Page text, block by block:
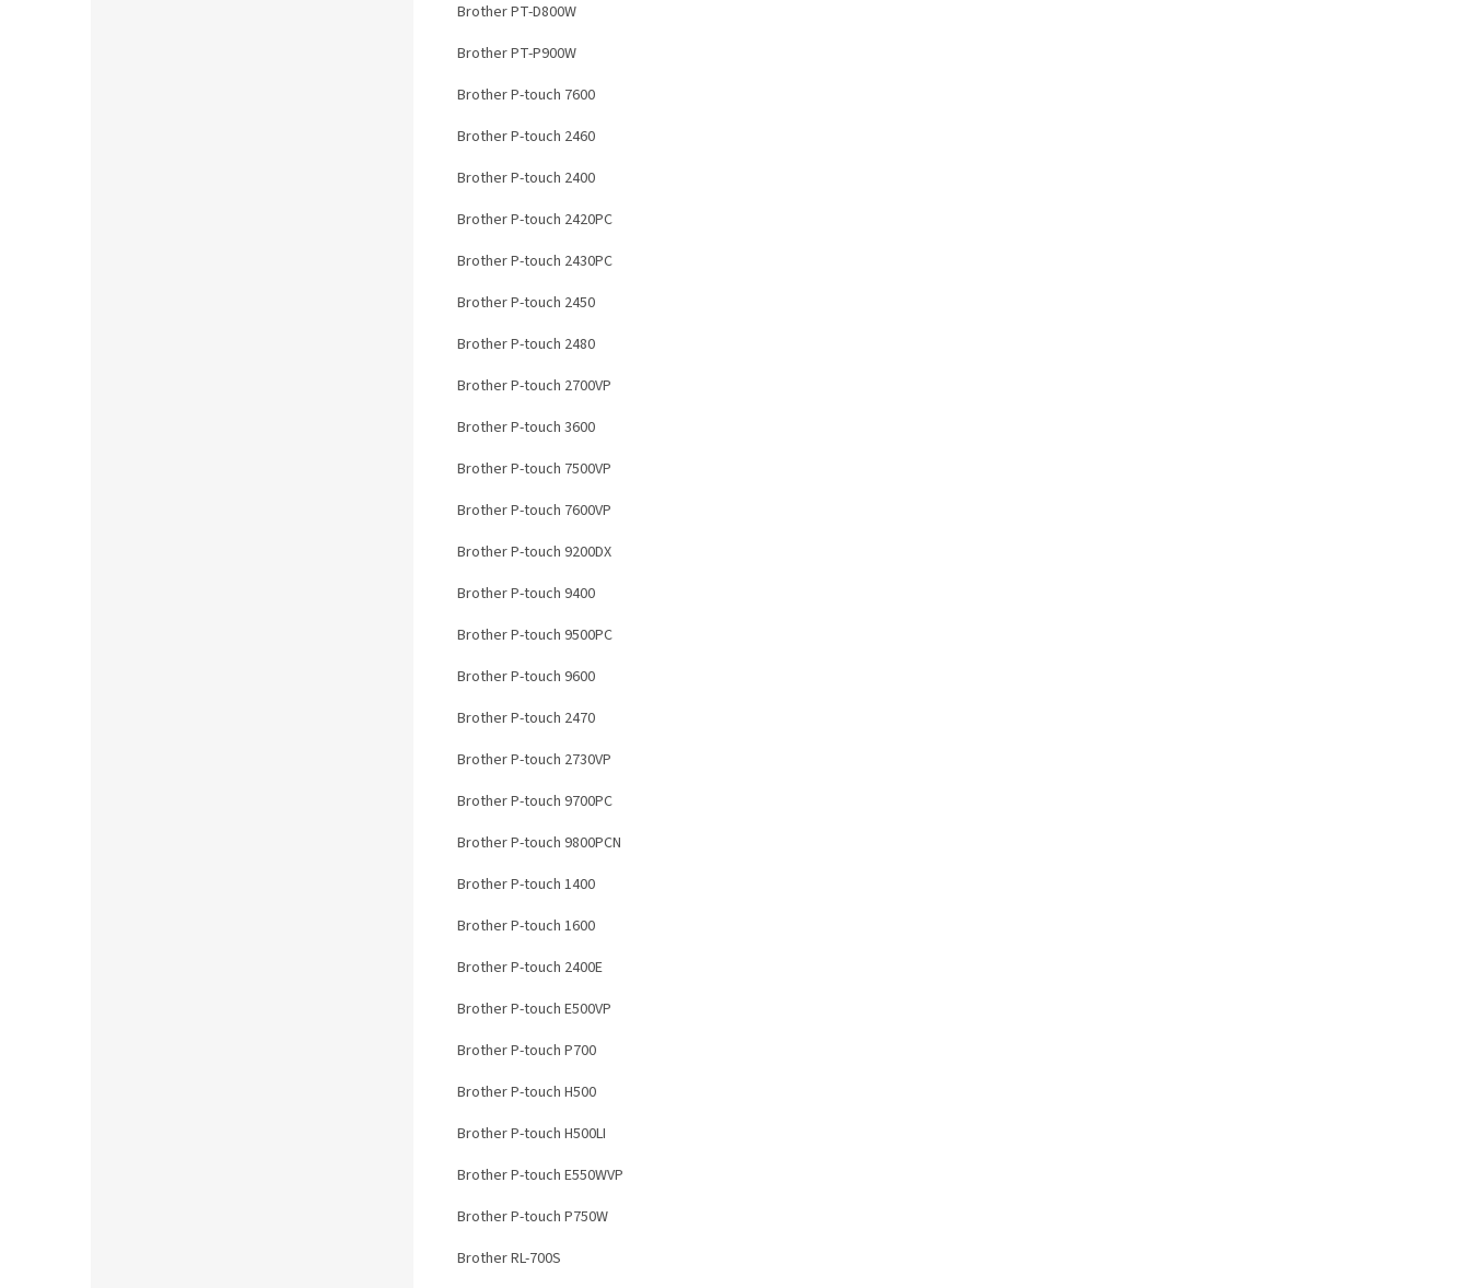
Brother PT-D800W
Brother PT-P900W
Brother P-touch 7600
Brother P-touch 2460
Brother P-touch 2400
Brother P-touch 2420PC
Brother P-touch 2430PC
Brother P-touch 2450
Brother P-touch 2480
Brother P-touch 2700VP
Brother P-touch 3600
Brother P-touch 7500VP
Brother P-touch 7600VP
Brother P-touch 9200DX
Brother P-touch 9400
Brother P-touch 9500PC
Brother P-touch 9600
Brother P-touch 2470
Brother P-touch 2730VP
Brother P-touch 9700PC
Brother P-touch 9800PCN
Brother P-touch 1400
Brother P-touch 1600
Brother P-touch 2400E
Brother P-touch E500VP
Brother P-touch P700
Brother P-touch H500
Brother P-touch H500LI
Brother P-touch E550WVP
Brother P-touch P750W
Brother RL-700S